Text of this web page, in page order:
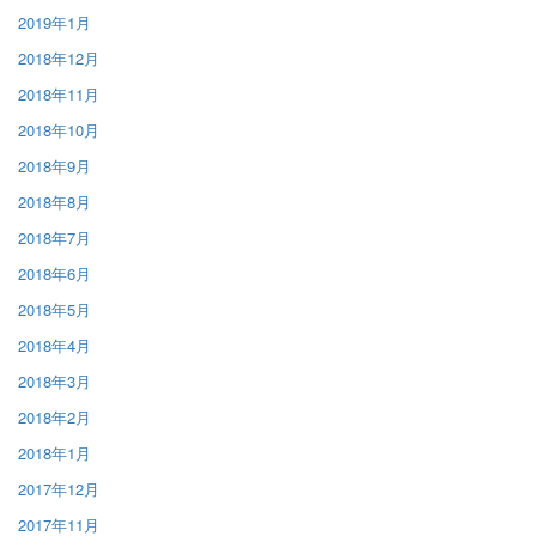
2019年1月
2018年12月
2018年11月
2018年10月
2018年9月
2018年8月
2018年7月
2018年6月
2018年5月
2018年4月
2018年3月
2018年2月
2018年1月
2017年12月
2017年11月